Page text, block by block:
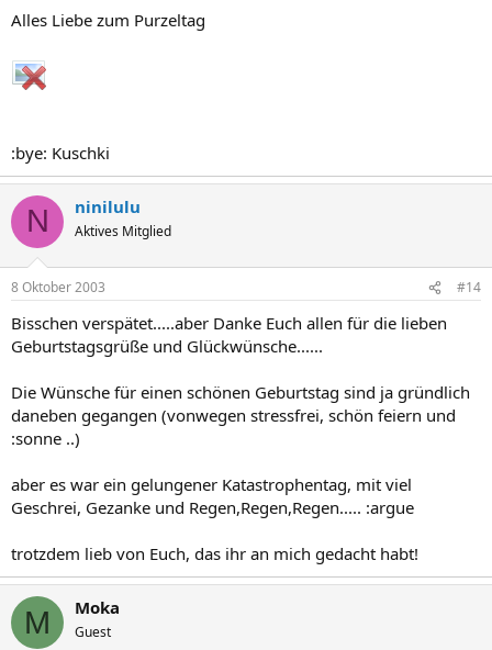
Alles Liebe zum Purzeltag
:bye: Kuschki
N ninilulu
Aktives Mitglied
8 Oktober 2003 #14
Bisschen verspätet.....aber Danke Euch allen für die lieben
Geburtstagsgrüße und Glückwünsche......
Die Wünsche für einen schönen Geburtstag sind ja gründlich
daneben gegangen (vonwegen stressfrei, schön feiern und
:sonne ..)
aber es war ein gelungener Katastrophentag, mit viel
Geschrei, Gezanke und Regen,Regen,Regen..... :argue
trotzdem lieb von Euch, das ihr an mich gedacht habt!
M Moka
Guest